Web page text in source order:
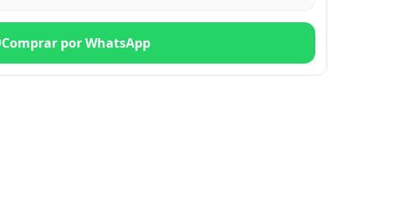
Comprar por WhatsApp